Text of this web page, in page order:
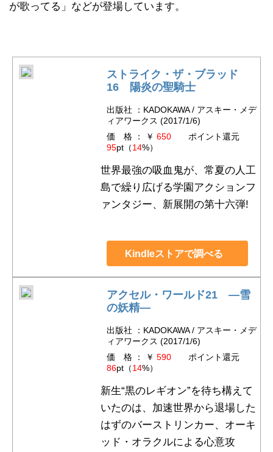
が歌ってる」などが登場しています。
ストライク・ザ・ブラッド
16 陽炎の聖騎士
出版社 ：KADOKAWA / アスキー・メデ
ィアワークス (2017/1/6)
価 格 ： ￥ 650ポイント還元
95pt（14%）
世界最強の吸血鬼が、常夏の人工
島で繰り広げる学園アクションフ
ァンタジー、新展開の第十六弾!
Kindleストアで調べる
アクセル・ワールド21 ―雪
の妖精―
出版社 ：KADOKAWA / アスキー・メデ
ィアワークス (2017/1/6)
価 格 ： ￥ 590ポイント還元
86pt（14%）
新生“黒のレギオン”を待ち構えて
いたのは、加速世界から退場した
はずのバーストリンカー、オーキ
ッド・オラクルによる心意攻